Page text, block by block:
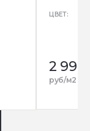
ЦВЕТ:
2 990
руб/м2